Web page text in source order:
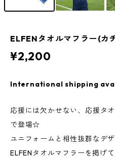
ELFENタオルマフラー(カ
¥2,200
International shipping
応援には欠かせない、応援タ
で登場☆
ユニフォームと相性抜群なデザ
ELFENタオルマフラーを掲げ